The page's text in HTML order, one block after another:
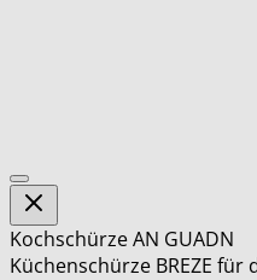
Kochschürze AN GUADN
Küchenschürze BREZE für